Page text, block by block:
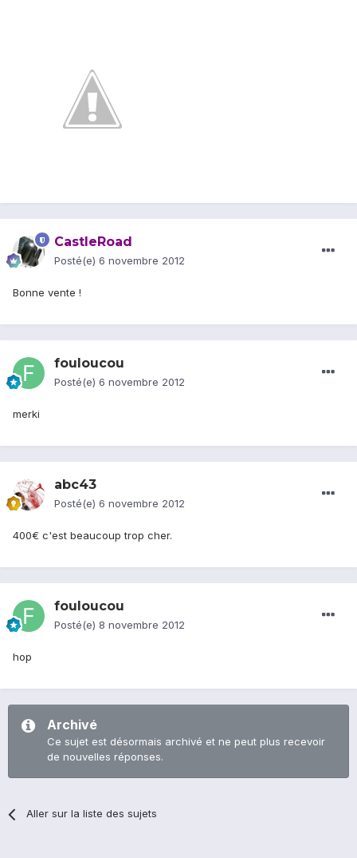
CastleRoad
Posté(e) 6 novembre 2012
Bonne vente !
fouloucou
Posté(e) 6 novembre 2012
merki
abc43
Posté(e) 6 novembre 2012
400€ c'est beaucoup trop cher.
fouloucou
Posté(e) 8 novembre 2012
hop
Archivé
Ce sujet est désormais archivé et ne peut plus recevoir
de nouvelles réponses.
Aller sur la liste des sujets